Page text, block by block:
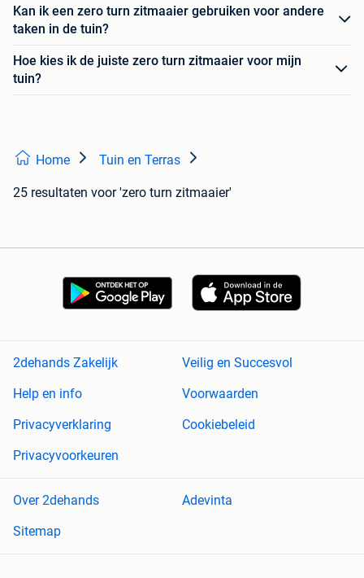
Kan ik een zero turn zitmaaier gebruiken voor andere
taken in de tuin?
Hoe kies ik de juiste zero turn zitmaaier voor mijn
tuin?
Home Tuin en Terras
25 resultaten voor 'zero turn zitmaaier'
2dehands Zakelijk
Veilig en Succesvol
Help en info
Voorwaarden
Privacyverklaring
Cookiebeleid
Privacyvoorkeuren
Over 2dehands
Adevinta
Sitemap